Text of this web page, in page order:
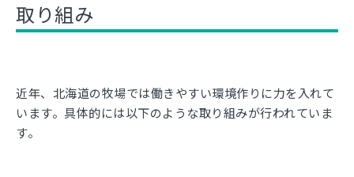
取り組み
近年、北海道の牧場では働きやすい環境作りに力を入れて
います。具体的には以下のような取り組みが行われていま
す。